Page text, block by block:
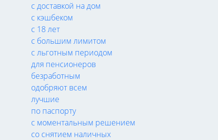
с доставкой на дом
с кэшбеком
с 18 лет
с большим лимитом
с льготным периодом
для пенсионеров
безработным
одобряют всем
лучшие
по паспорту
с моментальным решением
со снятием наличных